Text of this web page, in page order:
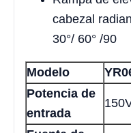
cabezal
30°/ 60° /90
Modelo
Potencia de
entrada